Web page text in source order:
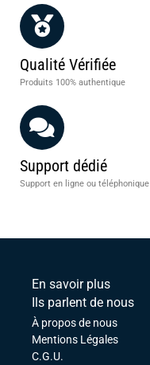
Qualité Vérifiée
Produits 100% authentique
Support dédié
Support en ligne ou téléphonique
En savoir plus
Ils parlent de nous
À propos de nous
Mentions Légales
C.G.U.